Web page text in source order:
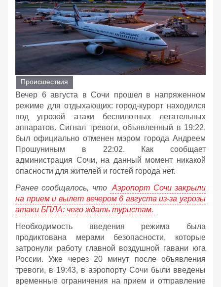
Происшествия
Вечер 6 августа в Сочи прошел в напряженном
режиме для отдыхающих: город-курорт находился
под угрозой атаки беспилотных летательных
аппаратов. Сигнал тревоги, объявленный в 19:22,
был официально отменен мэром города Андреем
Прошуниным в 22:02. Как сообщает
администрация Сочи, на данный момент никакой
опасности для жителей и гостей города нет.
Ранее сообщалось, что
Аэропорт Сочи закрыли
на прием и вылет вечером 6 августа из-за угрозы
атаки БПЛА: чего ждать туристам.
Необходимость введения режима была
продиктована мерами безопасности, которые
затронули работу главной воздушной гавани юга
России. Уже через 20 минут после объявления
тревоги, в 19:43, в аэропорту Сочи были введены
временные ограничения на прием и отправление